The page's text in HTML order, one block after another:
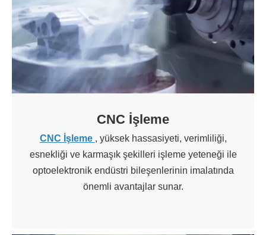
CNC İşleme
CNC İşleme , yüksek hassasiyeti, verimliliği,
esnekliği ve karmaşık şekilleri işleme yeteneği ile
optoelektronik endüstri bileşenlerinin imalatında
önemli avantajlar sunar.